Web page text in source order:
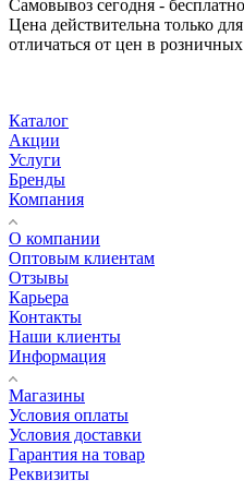
Самовывоз сегодня - бесплатно
Цена действительна только
отличаться от цен в
Каталог
Акции
Услуги
Бренды
Компания
О компании
Оптовым клиентам
Отзывы
Карьера
Контакты
Наши клиенты
Информация
Магазины
Условия оплаты
Условия доставки
Гарантия на товар
Реквизиты